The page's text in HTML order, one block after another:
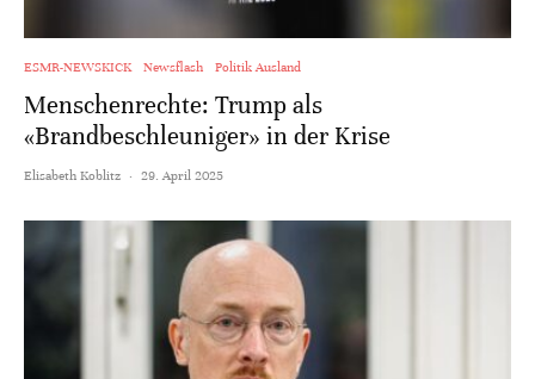
ESMR-NEWSKICK Newsflash Politik Ausland
Menschenrechte: Trump als
«Brandbeschleuniger» in der Krise
Elisabeth Koblitz · 29. April 2025